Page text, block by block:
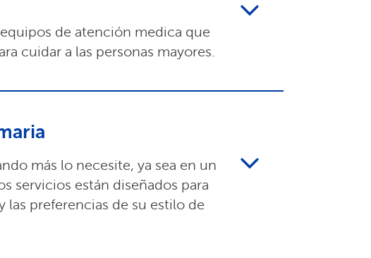
de atención medica que
cuidar a las personas mayores.
más lo necesite, ya sea en un
servicios están diseñados para
las preferencias de su estilo de